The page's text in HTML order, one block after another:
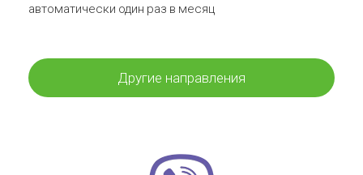
автоматически один раз в месяц
Другие направления